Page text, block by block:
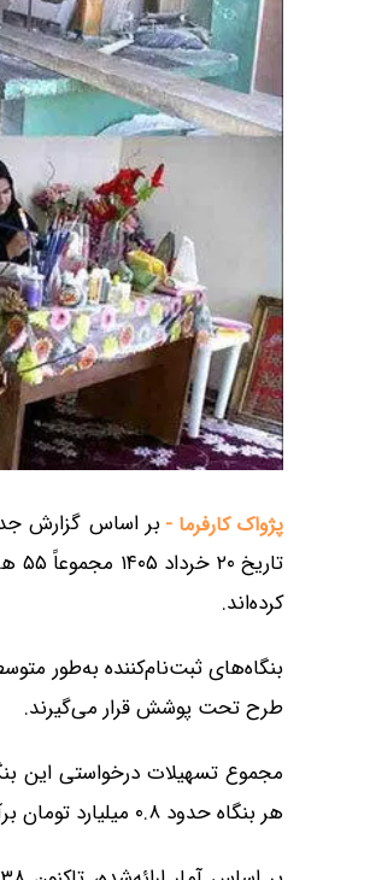
پژواک کارفرما - بر اساس گزارش
کرده‌اند.
طرح تحت پوشش قرار می‌گیرند.
هر بنگاه حدود ۰.۸ میلیارد تومان برآورد شده است.